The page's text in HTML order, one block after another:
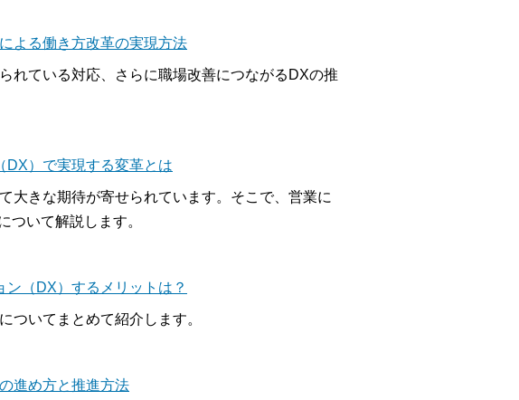
よる働き方改革の実現方法
れている対応、さらに職場改善につながるDXの推
DX）で実現する変革とは
大きな期待が寄せられています。そこで、営業に
ついて解説します。
（DX）するメリットは？
ついてまとめて紹介します。
進め方と推進方法